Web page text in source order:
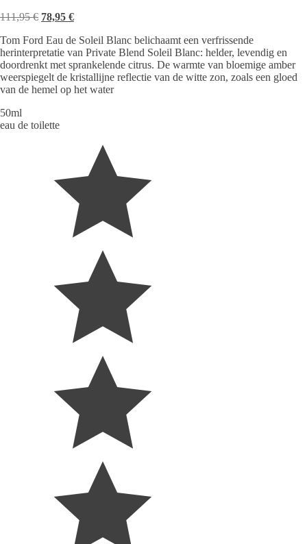
111,95€ Oorspronkelijke
was:
111,95 €.
78,95 €Huidige
is:
78,95 €.
Tom Ford Eau de Soleil Blanc belichaamt een verfrissende
herinterpretatie van Private Blend Soleil Blanc: helder, levendig en
doordrenkt met sprankelende citrus. De warmte van bloemige amber
weerspiegelt de kristallijne reflectie van de witte zon, zoals een gloed
van de hemel op het water
50ml
eau de toilette